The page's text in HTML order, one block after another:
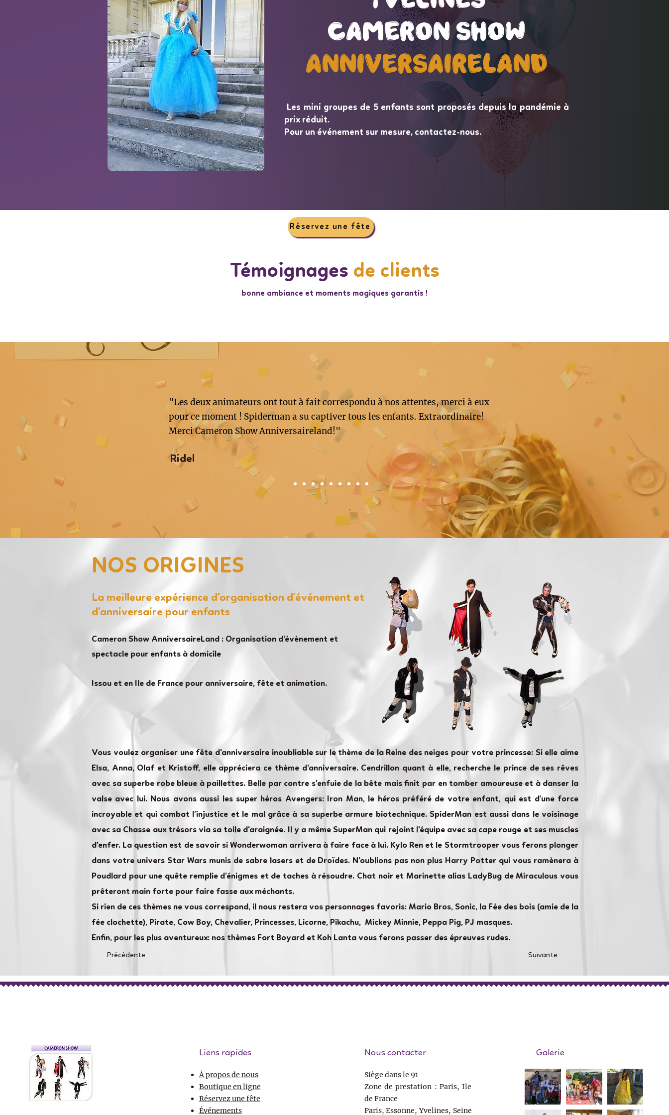
Cameron Show
AnniversaireLand
Cameron Show
AnniversaireLand
Les mini groupes de 5 enfants sont proposés depuis la pandémie à
prix réduit.
Pour un événement sur mesure, contactez-nous.
Réservez une fête
Témoignages de clients
bonne ambiance et moments magiques garantis !
"Les deux animateurs ont tout à fait correspondu à nos attentes, merci à eux
pour ce moment ! Spiderman a su captiver tous les enfants. Extraordinaire!
Merci Cameron Show Anniversaireland!"
Ridel
NOS ORIGINES
La meilleure expérience d'organisation d'événement et
d'anniversaire pour enfants
Cameron Show AnniversaireLand : Organisation d'évènement et
spectacle pour enfants à domicile
Issou et en Ile de France pour anniversaire, fête et animation.
Vous voulez organiser une fête d'anniversaire inoubliable sur le thème de la Reine des neiges pour votre princesse: Si elle aime
Elsa, Anna, Olaf et Kristoff, elle appréciera ce thème d'anniversaire. Cendrillon quant à elle, recherche le prince de ses rêves
avec sa superbe robe bleue à paillettes. Belle par contre s'enfuie de la bête mais finit par en tomber amoureuse et à danser la
valse avec lui. Nous avons aussi les super héros Avengers: Iron Man, le héros préféré de votre enfant, qui est d’une force
incroyable et qui combat l’injustice et le mal grâce à sa superbe armure biotechnique. SpiderMan est aussi dans le voisinage
avec sa Chasse aux trésors via sa toile d'araignée. Il y a même SuperMan qui rejoint l'équipe avec sa cape rouge et ses muscles
d'enfer. La question est de savoir si Wonderwoman arrivera à faire face à lui. Kylo Ren et le Stormtrooper vous ferons plonger
dans votre univers Star Wars munis de sabre lasers et de Droïdes. N'oublions pas non plus Harry Potter qui vous ramènera à
Poudlard pour une quête remplie d’énigmes et de taches à résoudre. Chat noir et Marinette alias LadyBug de Miraculous vous
prêteront main forte pour faire fasse aux méchants.
Si rien de ces thèmes ne vous correspond, il nous restera vos personnages favoris: Mario Bros, Sonic, la Fée des bois (amie de la
fée clochette), Pirate, Cow Boy, Chevalier, Princesses, Licorne, Pikachu, Mickey Minnie, Peppa Pig, PJ masques.
Enfin, pour les plus aventureux: nos thèmes Fort Boyard et Koh Lanta vous ferons passer des épreuves rudes.
Précédente Suivante
Liens rapides
À propos de nous
Boutique en ligne
Réservez une fête
Événements
Nous contacter
Siège dans le 91
Zone de prestation : Paris, Ile
de France
Paris, Essonne, Yvelines, Seine
Galerie